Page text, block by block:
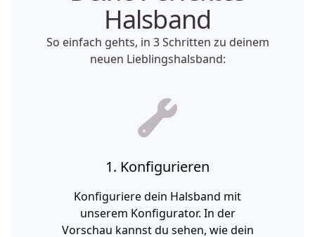
Halsband
So einfach gehts, in 3 Schritten zu deinem
neuen Lieblingshalsband:
1. Konfigurieren
Konfiguriere dein Halsband mit
unserem Konfigurator. In der
Vorschau kannst du sehen, wie dein